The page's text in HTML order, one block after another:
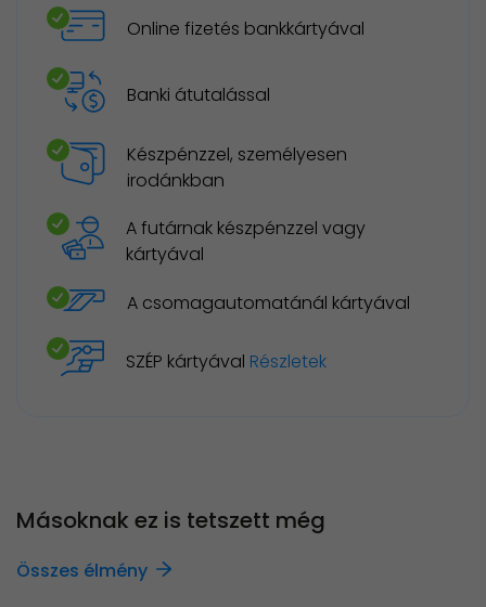
Online fizetés bankkártyával
Banki átutalással
Készpénzzel, személyesen
irodánkban
A futárnak készpénzzel vagy
kártyával
A csomagautomatánál kártyával
SZÉP kártyával Részletek
Másoknak ez is tetszett még
Összes élmény